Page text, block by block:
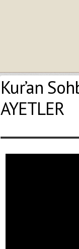
Kur’an
AYETLER